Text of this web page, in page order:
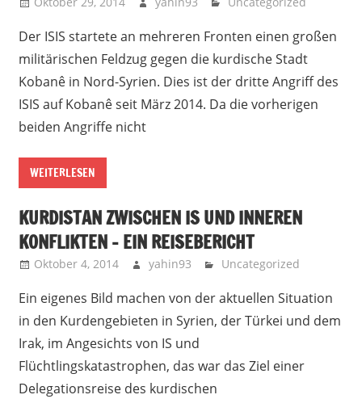
Der ISIS startete an mehreren Fronten einen großen
militärischen Feldzug gegen die kurdische Stadt
Kobanê in Nord-Syrien. Dies ist der dritte Angriff des
ISIS auf Kobanê seit März 2014. Da die vorherigen
beiden Angriffe nicht
WEITERLESEN
KURDISTAN ZWISCHEN IS UND INNEREN
KONFLIKTEN – EIN REISEBERICHT
Oktober 4, 2014 yahin93 Uncategorized
Ein eigenes Bild machen von der aktuellen Situation
in den Kurdengebieten in Syrien, der Türkei und dem
Irak, im Angesichts von IS und
Flüchtlingskatastrophen, das war das Ziel einer
Delegationsreise des kurdischen